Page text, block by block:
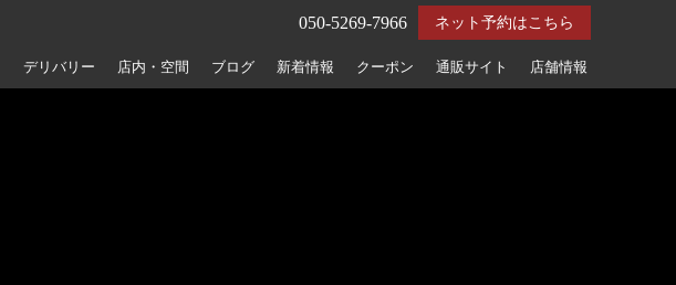
ネット予約はこちら
050-5269-7966
デリバリー 店内・空間 ブログ 新着情報 クーポン 通販サイト 店舗情報